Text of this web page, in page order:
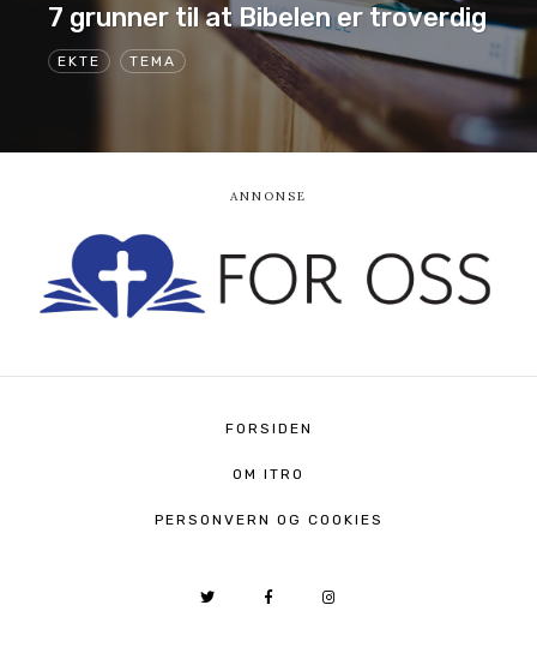
EKTE TEMA
7 grunner til at Bibelen er troverdig
FORSIDEN
OM ITRO
PERSONVERN OG COOKIES